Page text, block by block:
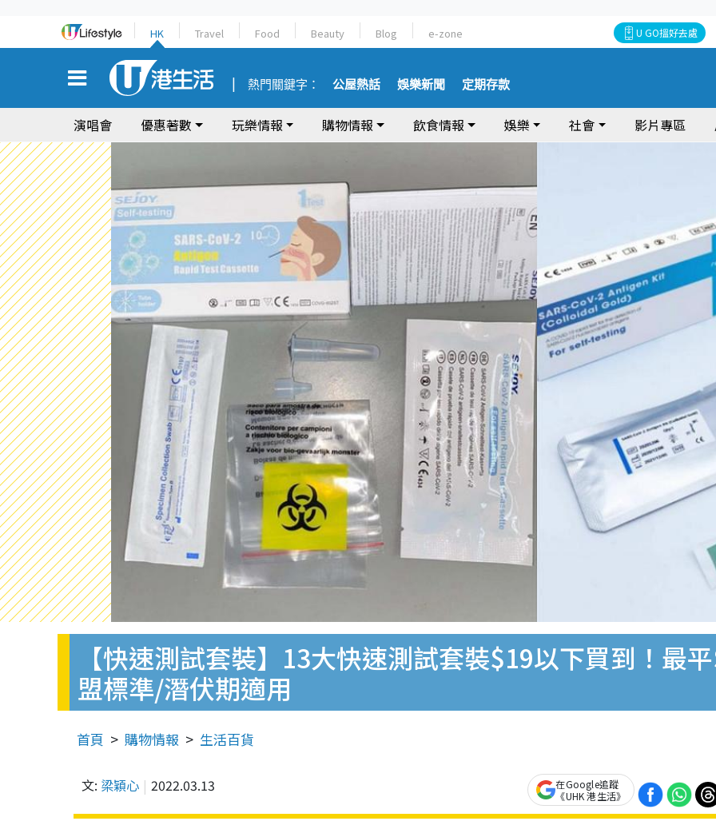
HK Travel Food Beauty Blog e-zone U GO搵好去處
熱門關鍵字： 公屋熱話 娛樂新聞 定期存款
演唱會 優惠著數 玩樂情報 購物情報 飲食情報 娛樂 社會 影片專區
【快速測試套裝】13大快速測試套裝$19以下買到！最
盟標準/潛伏期適用
首頁 購物情報 生活百貨
文: 梁穎心 2022.03.13
在Google追蹤
《UHK 港生活》